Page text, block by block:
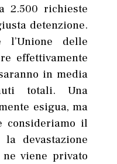
2.500 richieste
detenzione.
l’Unione delle
effettivamente
in media
totali. Una
esigua, ma
consideriamo il
devastazione
viene privato